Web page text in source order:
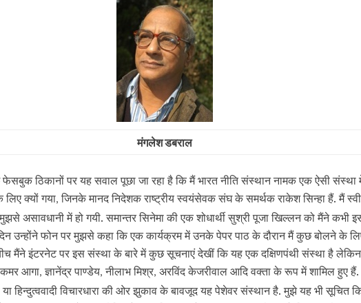
मंगलेश डबराल
ठिकानों पर यह सवाल पूछा जा रहा है कि मैं भारत नीति संस्थान नामक एक ऐसी संस्था
क्यों गया,जिनके मानद निदेशक राष्ट्रीय स्वयंसेवक संघ के समर्थक राकेश सिन्हा हैं. मैं
असावधानी में हो गयी. समान्तर सिनेमा की एक शोधार्थी सुश्री पूजा खिल्लन को मैंने कभी
उन्होंने फोन पर मुझसे कहा कि एक कार्यक्रम में उनके पेपर पाठ के दौरान मैं कुछ बोलने के
मैंने इंटरनेट पर इस संस्था के बारे में कुछ सूचनाएं देखीं कि यह एक दक्षिणपंथी संस्था है
कमर आगा,ज्ञानेंद्र पाण्डेय,नीलाभ मिश्र, अरविंद केजरीवाल आदि वक्ता के रूप में शामिल हुए
हिन्दुत्ववादी विचारधारा की ओर झुकाव के बावजूद यह पेशेवर संस्थान है. मुझे यह भी सूचित